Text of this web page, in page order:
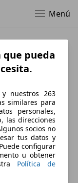
Menú
al mejor precio
de buena
casa.
buena mano
más
de
que pueda
nuestros 263
similares para
personales,
las direcciones
socios no
tus datos y
configurar
u obtener
Política de